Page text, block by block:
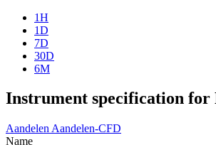
1H
1D
7D
30D
6M
Instrument specification for
Aandelen Aandelen-CFD
Name